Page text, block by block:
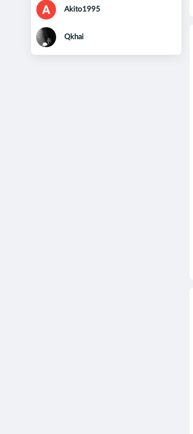
Akito1995
Qkhai